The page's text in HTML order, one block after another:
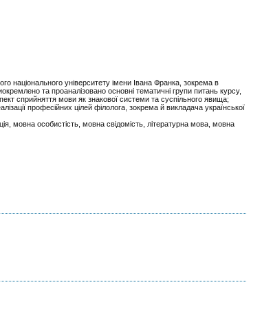
національного університету імени Івана Франка, зокрема в
та проаналізовано основні тематичні групи питань курсу,
сприйняття мови як знакової системи та суспільного явища;
професійних цілей філолога, зокрема й викладача української
мовна особистість, мовна свідомість, літературна мова, мовна